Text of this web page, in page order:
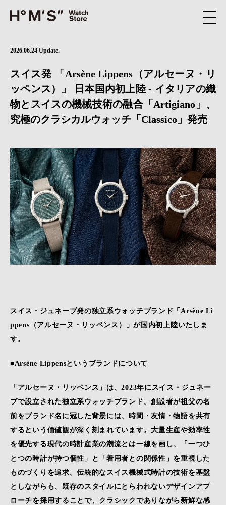
2026.06.24 Update.
スイス発 「Arsène Lippens（アルセーヌ・リ
ッペンス）」 日本国内初上陸 - イタリアの織
物とスイスの機械技術の融合「Artigiano」、
究極のクラシカルウォッチ「Classico」発売
スイス・ジュネーブ発の独立系ウォッチブランド「Arsène Li
ppens（アルセーヌ・リッペンス）」が国内初上陸いたしま
す。
■Arsène Lippensというブランドについて
「アルセーヌ・リッペンス」は、2023年にスイス・ジュネー
ブで設立された独立系ウォッチブランド。創設者が祖父の名
前をブランド名に冠した背景には、時間・友情・物語を共有
するという価値観が深く刻まれています。大量生産や効率性
を優先する現代の時計産業の潮流とは一線を画し、「一つひ
とつの時計が持つ個性」と「着用者との関係性」を重視した
ものづくりを追求。伝統的なスイス機械式時計の技術を基盤
としながらも、既存のスタイルにとらわれないデザインアプ
ローチを採用することで、クラシックでありながら新鮮な感